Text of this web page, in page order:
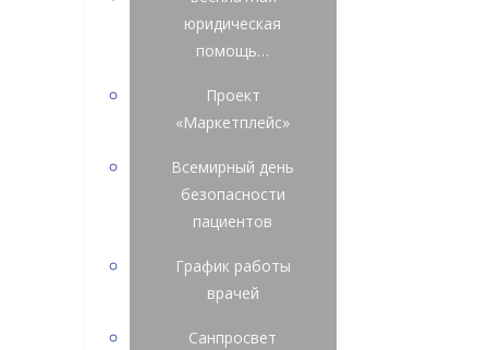
юридическая
помощь…
Проект
«Маркетплейс»
Всемирный день
безопасности
пациентов
График работы
врачей
Санпросвет